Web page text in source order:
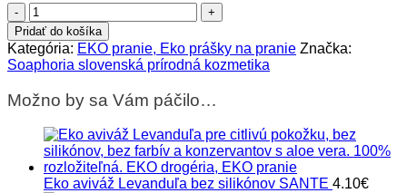
množstvo
The
Fresh
Maker
eko
prací
gél
na
funkčnú
bielizeň
Soaphoria
Pridať do košíka
Kategória: EKO pranie, Eko prášky na pranie Značka:
Soaphoria slovenská prírodná kozmetika
Možno by sa Vám páčilo…
Eko aviváž Levanduľa bez silikónov SANTE 4.10€